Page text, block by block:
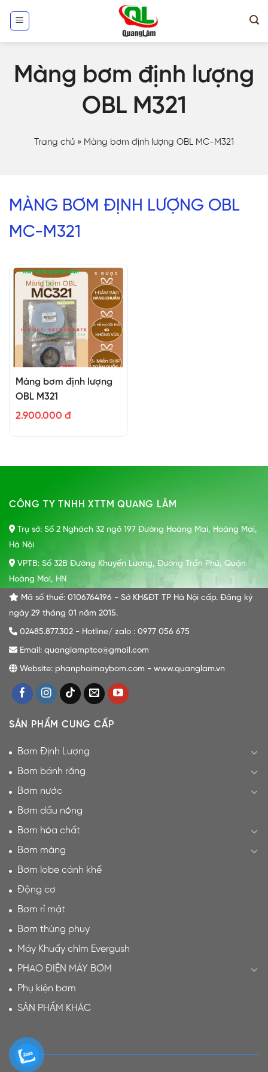
Màng bơm định lượng
OBL M321
Trang chủ » Màng bơm định lượng OBL MC-M321
MÀNG BƠM ĐỊNH LƯỢNG OBL
MC-M321
Màng bơm định lượng
OBL M321
2.900.000 đ
CÔNG TY TNHH XTTM QUANG LÂM
Trụ sở: Số 2 Nghách 32 ngõ 197 Đường Hoàng Mai, Hoàng Mai,
Hà Nội
VPTB: Số 32B Đường Khuyến Lương, Đường Trần Phú, Quận
Hoàng Mai, HN
Mã số thuế: 0106764196 - Sở KH&ĐT TP Hà Nội cấp. Đăng ký
ngày 29 tháng 01 năm 2015.
02485.877.302 - Hotline/ zalo : 0977 056 675
Email: quanglamptco@gmail.com
Website: phanphoimaybom.com - www.quanglam.vn
SẢN PHẨM CUNG CẤP
Bơm Định Lượng
Bơm bánh răng
Bơm nước
Bơm dầu nóng
Bơm hóa chất
Bơm màng
Bơm lobe cánh khế
Động cơ
Bơm rỉ mật
Bơm thùng phuy
Máy Khuấy chìm Evergush
PHAO ĐIỆN MÁY BƠM
Phụ kiện bơm
SẢN PHẨM KHÁC